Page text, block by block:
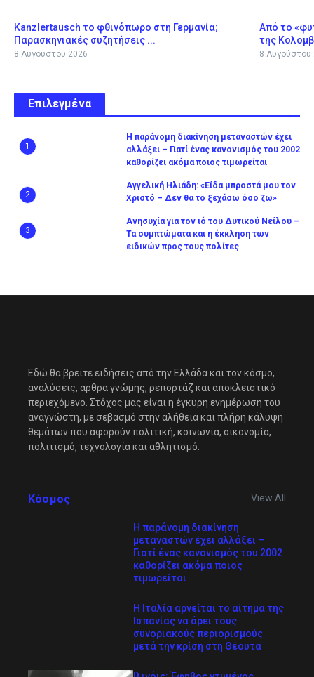
Kanzlertausch το φθινόπωρο στη Γερμανία;
Παρασκηνιακές συζητήσεις ...
8 Αυγούστου 2026
Από το
της
8 Αυγούστου
Επιλεγμένα
1
Η παράνομη διακίνηση μεταναστών έχει
αλλάξει – Γιατί ένας κανονισμός του 2002
καθορίζει ακόμα ποιος τιμωρείται
2
Αγγελική Ηλιάδη: «Είδα μπροστά μου τον
Χριστό – Δεν θα το ξεχάσω όσο ζω»
3
Ανησυχία για τον ιό του Δυτικού Νείλου –
Τα συμπτώματα και η έκκληση των
ειδικών προς τους πολίτες
Εδώ θα βρείτε ειδήσεις από την Ελλάδα και τον κόσμο,
αναλύσεις, άρθρα γνώμης, ρεπορτάζ και αποκλειστικό
περιεχόμενο. Στόχος μας είναι η έγκυρη ενημέρωση του
αναγνώστη, με σεβασμό στην αλήθεια και πλήρη κάλυψη
θεμάτων που αφορούν πολιτική, κοινωνία, οικονομία,
πολιτισμό, τεχνολογία και αθλητισμό.
Κόσμος View All
Η παράνομη διακίνηση
μεταναστών έχει αλλάξει –
Γιατί ένας κανονισμός του 2002
καθορίζει ακόμα ποιος
τιμωρείται
Η Ιταλία αρνείται το αίτημα της
Ισπανίας να άρει τους
συνοριακούς περιορισμούς
μετά την κρίση στη Θέουτα